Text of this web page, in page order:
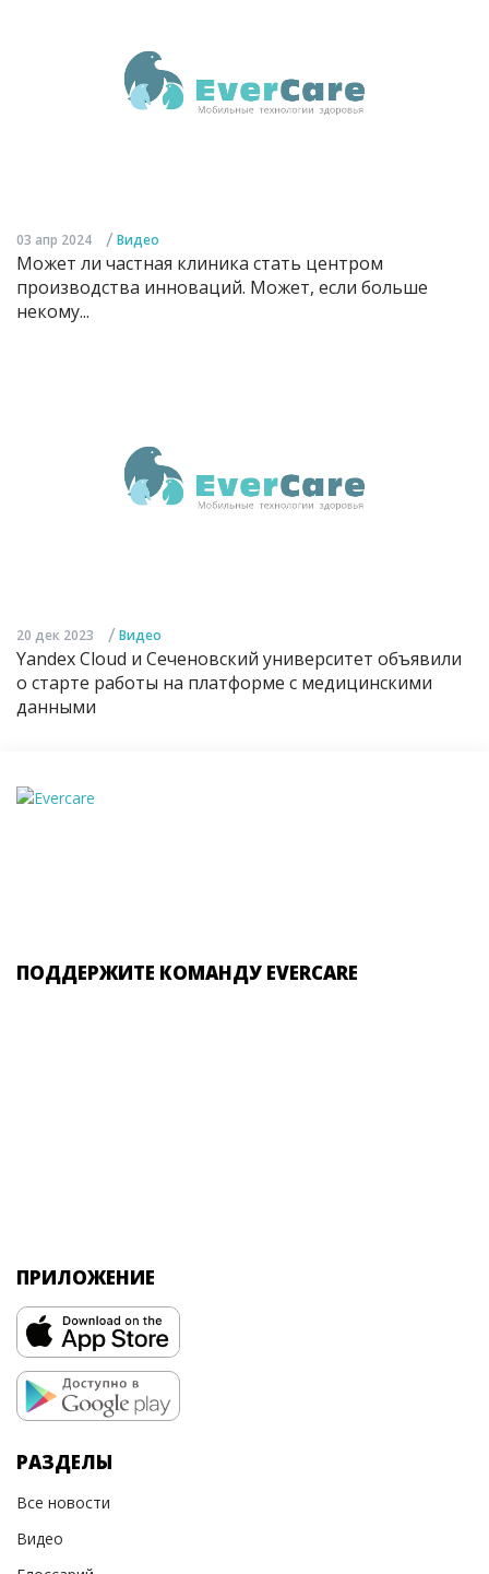
03 апр 2024 / Видео
Может ли частная клиника стать центром
производства инноваций. Может, если больше
некому...
20 дек 2023 / Видео
Yandex Cloud и Сеченовский университет объявили
о старте работы на платформе с медицинскими
данными
ПОДДЕРЖИТЕ КОМАНДУ EVERCARE
ПРИЛОЖЕНИЕ
РАЗДЕЛЫ
Все новости
Видео